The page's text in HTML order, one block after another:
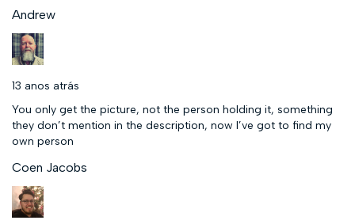
Andrew
13 anos atrás
You only get the picture, not the person holding it, something
they don’t mention in the description, now I’ve got to find my
own person
Coen Jacobs